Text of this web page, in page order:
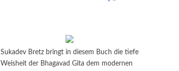
Sukadev Bretz bringt in diesem Buch die tiefe
Weisheit der Bhagavad Gita dem modernen